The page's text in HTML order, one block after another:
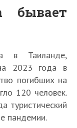
бывает
в Таиланде,
2023 года в
погибших на
120 человек.
туристический
пандемии.